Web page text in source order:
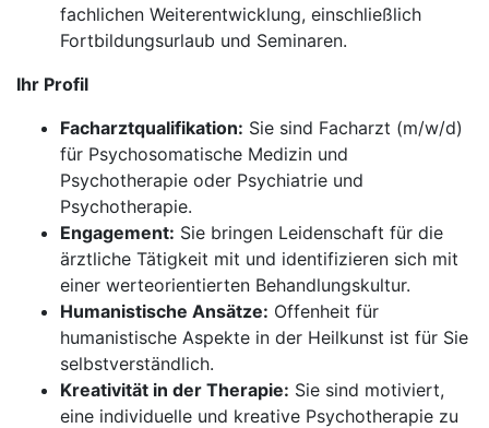
fachlichen Weiterentwicklung, einschließlich
Fortbildungsurlaub und Seminaren.
Ihr Profil
Facharztqualifikation: Sie sind Facharzt (m/w/d)
für Psychosomatische Medizin und
Psychotherapie oder Psychiatrie und
Psychotherapie.
Engagement: Sie bringen Leidenschaft für die
ärztliche Tätigkeit mit und identifizieren sich mit
einer werteorientierten Behandlungskultur.
Humanistische Ansätze: Offenheit für
humanistische Aspekte in der Heilkunst ist für Sie
selbstverständlich.
Kreativität in der Therapie: Sie sind motiviert,
eine individuelle und kreative Psychotherapie zu